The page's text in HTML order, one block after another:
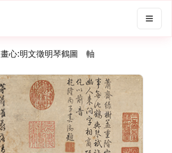
畫心:明文徵明琴鶴圖 軸